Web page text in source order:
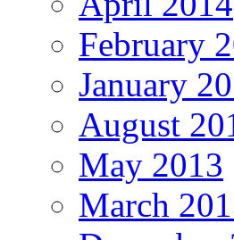
February
January
August
May 2013
March